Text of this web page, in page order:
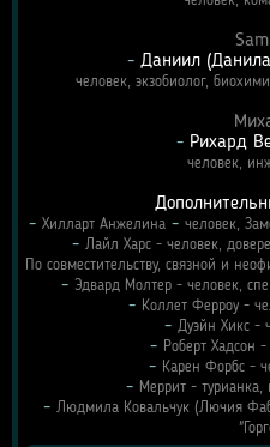
- Даниил
человек, экзобиолог,
- Рихард
человек,
- Хилларт Анжелина - человек,
- Лайл Харс - человек,
По совместительству, связной и
- Эдвард Молтер - человек,
- Коллет Ферроу -
- Дуэйн Хикс -
- Роберт Хадсон -
- Карен Форбс -
- Меррит -
- Людмила Ковальчук (Лючия